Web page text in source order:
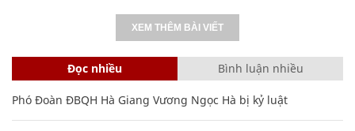
XEM THÊM BÀI VIẾT
Đọc nhiều Bình luận nhiều
Phó Đoàn ĐBQH Hà Giang Vương Ngọc Hà bị kỷ luật